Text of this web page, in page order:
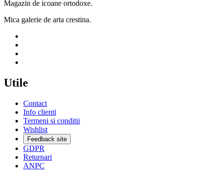
Magazin de icoane ortodoxe.
Mica galerie de arta crestina.
Utile
Contact
Info clienti
Termeni si conditii
Wishlist
Feedback site
GDPR
Returnari
ANPC